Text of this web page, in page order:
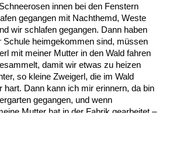
innen bei den Fenstern
gegangen mit Nachthemd, Weste
wir schlafen gegangen. Dann haben
Schule heimgekommen sind, müssen
mit meiner Mutter in den Wald fahren
damit wir etwas zu heizen
so kleine Zweigerl, die im Wald
hart. Dann kann ich mir erinnern, da bin
gegangen, und wenn
Mutter hat in der Fabrik gearbeitet –